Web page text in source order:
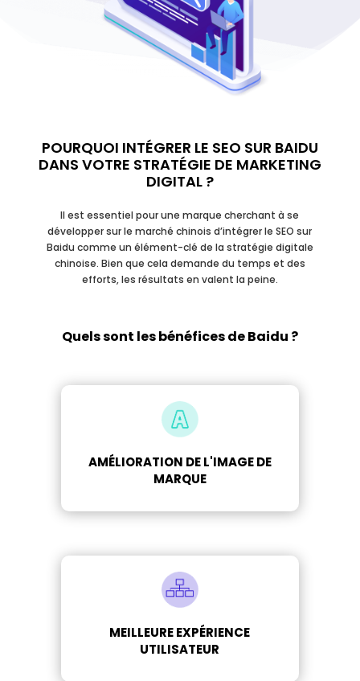
POURQUOI INTÉGRER LE SEO SUR BAIDU
DANS VOTRE STRATÉGIE DE MARKETING
DIGITAL ?
Il est essentiel pour une marque cherchant à se
développer sur le marché chinois d’intégrer le SEO sur
Baidu comme un élément-clé de la stratégie digitale
chinoise. Bien que cela demande du temps et des
efforts, les résultats en valent la peine.
Quels sont les bénéfices de Baidu ?
AMÉLIORATION DE L'IMAGE DE
MARQUE
MEILLEURE EXPÉRIENCE
UTILISATEUR